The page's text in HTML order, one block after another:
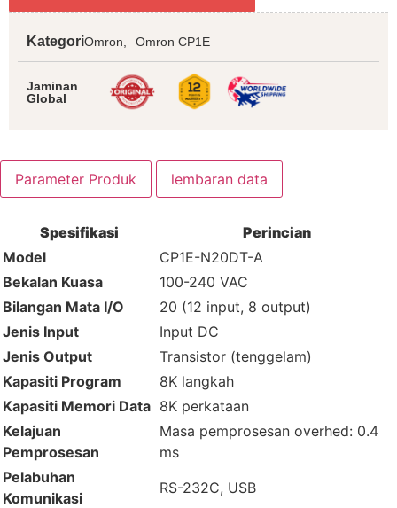
KategoriOmron, Omron CP1E
Jaminan
Global
Parameter Produk lembaran data
Spesifikasi
Perincian
Model
CP1E-N20DT-A
Bekalan Kuasa
100-240 VAC
Bilangan Mata I/O
20 (12 input, 8 output)
Jenis Input
Input DC
Jenis Output
Transistor (tenggelam)
Kapasiti Program
8K langkah
Kapasiti Memori Data 8K perkataan
Kelajuan
Pemprosesan
Masa pemprosesan overhed: 0.4
ms
Pelabuhan
Komunikasi
RS-232C, USB